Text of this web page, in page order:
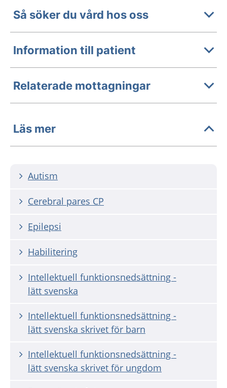
Så söker du vård hos oss
Information till patient
Relaterade mottagningar
Läs mer
Autism
Cerebral pares CP
Epilepsi
Habilitering
Intellektuell funktionsnedsättning -
lätt svenska
Intellektuell funktionsnedsättning -
lätt svenska skrivet för barn
Intellektuell funktionsnedsättning -
lätt svenska skrivet för ungdom